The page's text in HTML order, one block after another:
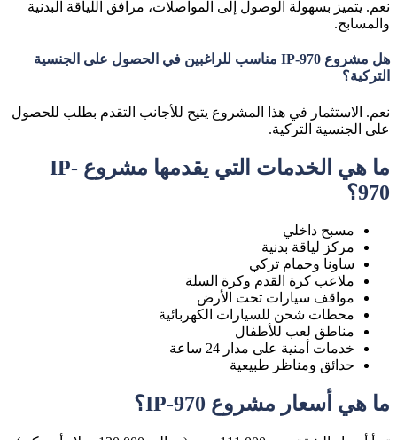
نعم. يتميز بسهولة الوصول إلى المواصلات، مرافق اللياقة البدنية
والمسابح.
هل مشروع IP-970 مناسب للراغبين في الحصول على الجنسية
التركية؟
نعم. الاستثمار في هذا المشروع يتيح للأجانب التقدم بطلب للحصول
على الجنسية التركية.
ما هي الخدمات التي يقدمها مشروع IP-
970؟
مسبح داخلي
مركز لياقة بدنية
ساونا وحمام تركي
ملاعب كرة القدم وكرة السلة
مواقف سيارات تحت الأرض
محطات شحن للسيارات الكهربائية
مناطق لعب للأطفال
خدمات أمنية على مدار 24 ساعة
حدائق ومناظر طبيعية
ما هي أسعار مشروع IP-970؟